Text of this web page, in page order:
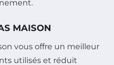
MAISON
vous offre un meilleur
utilisés et réduit